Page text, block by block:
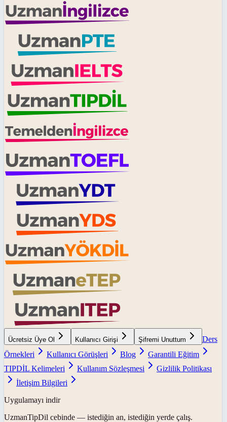
Ücretsiz Üye Ol Kullanıcı Girişi Şifremi Unuttum
Ders
Örnekleri
Kullanıcı Görüşleri Blog
Garantili Eğitim
TIPDİL Kelimeleri
Kullanım Sözleşmesi
Gizlilik Politikası
İletişim Bilgileri
Uygulamayı indir
UzmanTipDil cebinde — istediğin an, istediğin yerde çalış.